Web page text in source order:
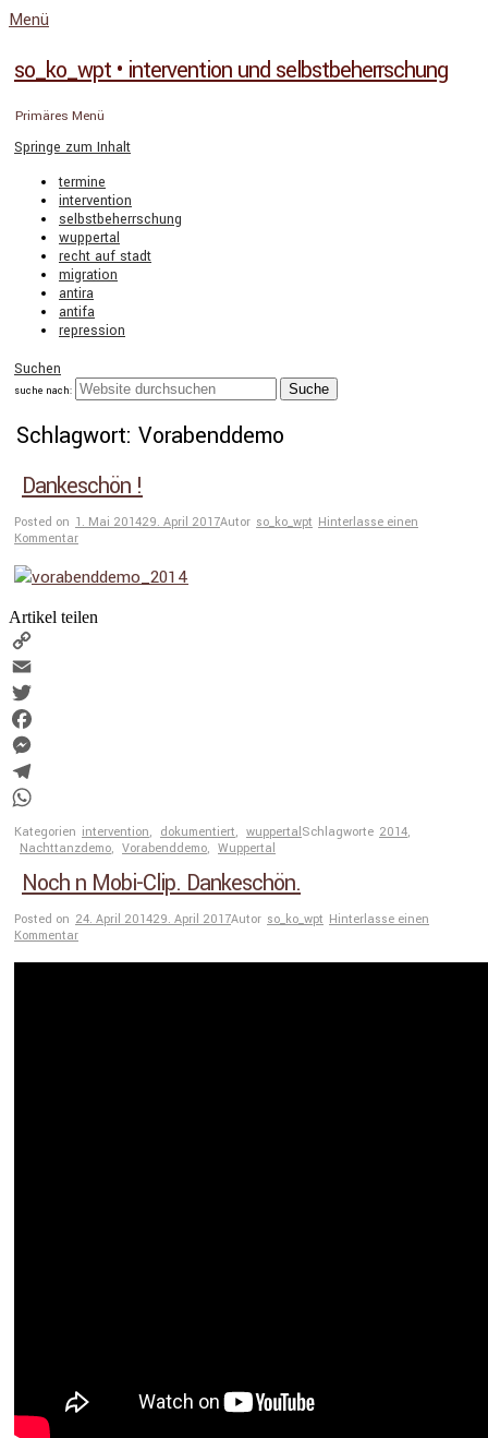
Menü
so_ko_wpt • intervention und selbstbeherrschung
Primäres Menü
Springe zum Inhalt
termine
intervention
selbstbeherrschung
wuppertal
recht auf stadt
migration
antira
antifa
repression
Suchen
suche nach:
Schlagwort: Vorabenddemo
Dankeschön !
Posted on 1. Mai 201429. April 2017Autor so_ko_wpt Hinterlasse einen
Kommentar
Artikel teilen
Copy
Link
Email
Twitter
Facebook
Messenger
Telegram
WhatsApp
Kategorien intervention, dokumentiert, wuppertalSchlagworte 2014,
Nachttanzdemo, Vorabenddemo, Wuppertal
Noch n Mobi-Clip. Dankeschön.
Posted on 24. April 201429. April 2017Autor so_ko_wpt Hinterlasse einen
Kommentar